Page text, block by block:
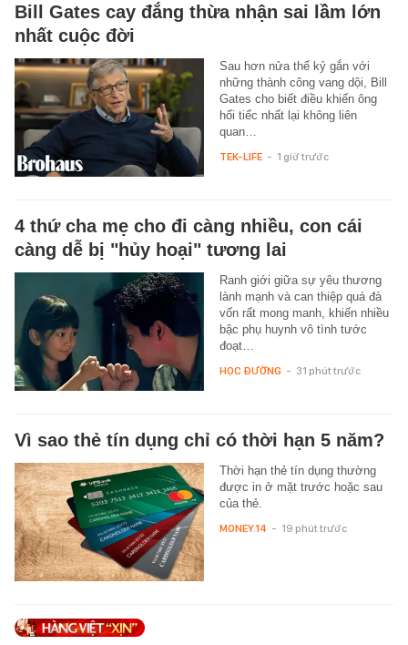
Bill Gates cay đắng thừa nhận sai lầm lớn
nhất cuộc đời
Sau hơn nửa thế kỷ gắn với
những thành công vang dội, Bill
Gates cho biết điều khiến ông
hối tiếc nhất lại không liên
quan…
TEK-LIFE - 1 giờ trước
4 thứ cha mẹ cho đi càng nhiều, con cái
càng dễ bị "hủy hoại" tương lai
Ranh giới giữa sự yêu thương
lành mạnh và can thiệp quá đà
vốn rất mong manh, khiến nhiều
bậc phụ huynh vô tình tước
đoạt…
HỌC ĐƯỜNG - 31 phút trước
Vì sao thẻ tín dụng chỉ có thời hạn 5 năm?
Thời hạn thẻ tín dụng thường
được in ở mặt trước hoặc sau
của thẻ.
MONEY.14 - 19 phút trước